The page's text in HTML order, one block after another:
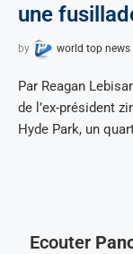
une
by world top news
Par Reagan
de l’ex-président
Hyde Park, un
Ecouter